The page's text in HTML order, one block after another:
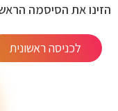
הזינו את הסיסמה
לכניסה ראשונית